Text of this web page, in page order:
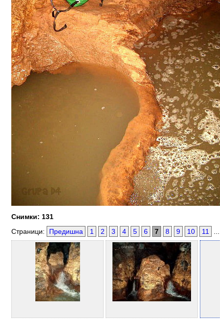
Снимки: 131
Страници:
Предишна 1 2 3 4 5 6 7 8 9 10 11